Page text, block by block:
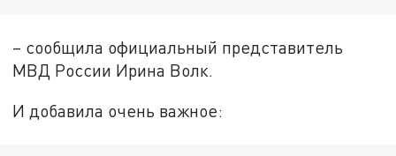
– сообщила официальный представитель
МВД России Ирина Волк.
И добавила очень важное: